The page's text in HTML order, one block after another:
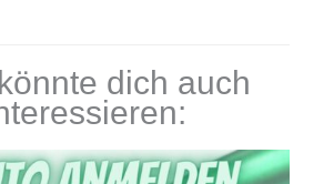
dich auch